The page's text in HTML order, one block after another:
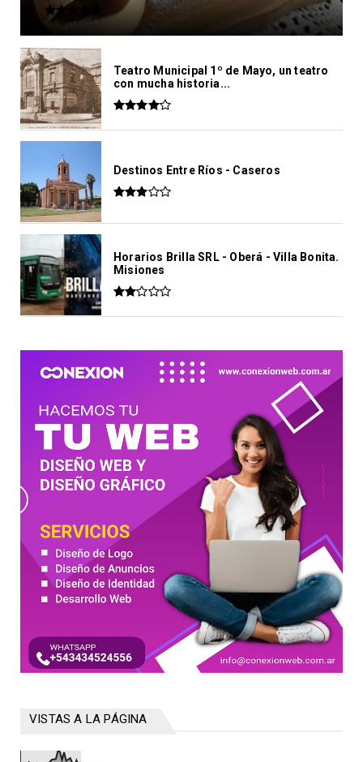
Teatro Municipal 1º de Mayo, un teatro
con mucha historia...
Destinos Entre Ríos - Caseros
Horarios Brilla SRL - Oberá - Villa Bonita.
Misiones
VISTAS A LA PÁGINA